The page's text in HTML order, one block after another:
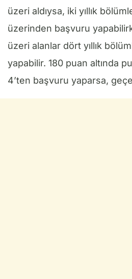
üzeri aldıysa, iki yıllık
üzerinden başvuru
üzeri alanlar dört yıllık
yapabilir. 180 puan altında
4’ten başvuru yaparsa,